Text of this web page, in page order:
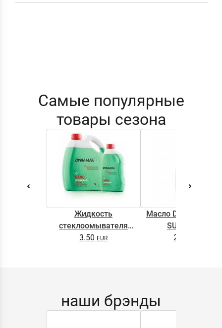
Самые популярные
товары сезона
Жидкость
стеклоомывателя
DYNAMAX SCREENWASH
3.50
Масло DYNAMAX
SUPER 0.5L
2.65
наши брэнды